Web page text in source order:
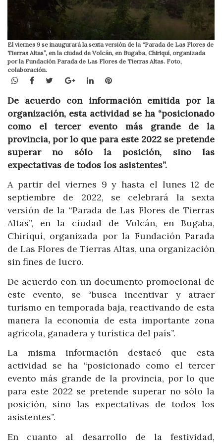
El viernes 9 se inaugurará la sexta versión de la “Parada de Las Flores de
Tierras Altas”, en la ciudad de Volcán, en Bugaba, Chiriquí, organizada
por la Fundación Parada de Las Flores de Tierras Altas. Foto,
colaboración.
WhatsApp
Facebook
TwitterGoogle+LinkedInPinterest
De acuerdo con información emitida por la
organización, esta actividad se ha “posicionado
como el tercer evento más grande de la
provincia, por lo que para este 2022 se pretende
superar no sólo la posición, sino las
expectativas de todos los asistentes”.
A partir del viernes 9 y hasta el lunes 12 de
septiembre de 2022, se celebrará la sexta
versión de la “Parada de Las Flores de Tierras
Altas”, en la ciudad de Volcán, en Bugaba,
Chiriquí, organizada por la Fundación Parada
de Las Flores de Tierras Altas, una organización
sin fines de lucro.
De acuerdo con un documento promocional de
este evento, se “busca incentivar y atraer
turismo en temporada baja, reactivando de esta
manera la economía de esta importante zona
agrícola, ganadera y turística del país”.
La misma información destacó que esta
actividad se ha “posicionado como el tercer
evento más grande de la provincia, por lo que
para este 2022 se pretende superar no sólo la
posición, sino las expectativas de todos los
asistentes”.
En cuanto al desarrollo de la festividad,